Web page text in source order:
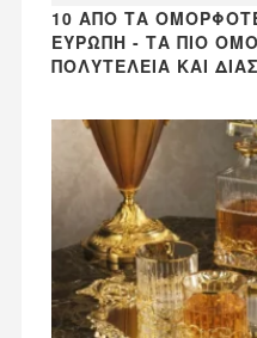
10 ΑΠΌ ΤΑ
ΕΥΡΏΠΗ - ΤΑ ΠΙΟ
ΠΟΛΥΤΈΛΕΙΑ ΚΑΙ